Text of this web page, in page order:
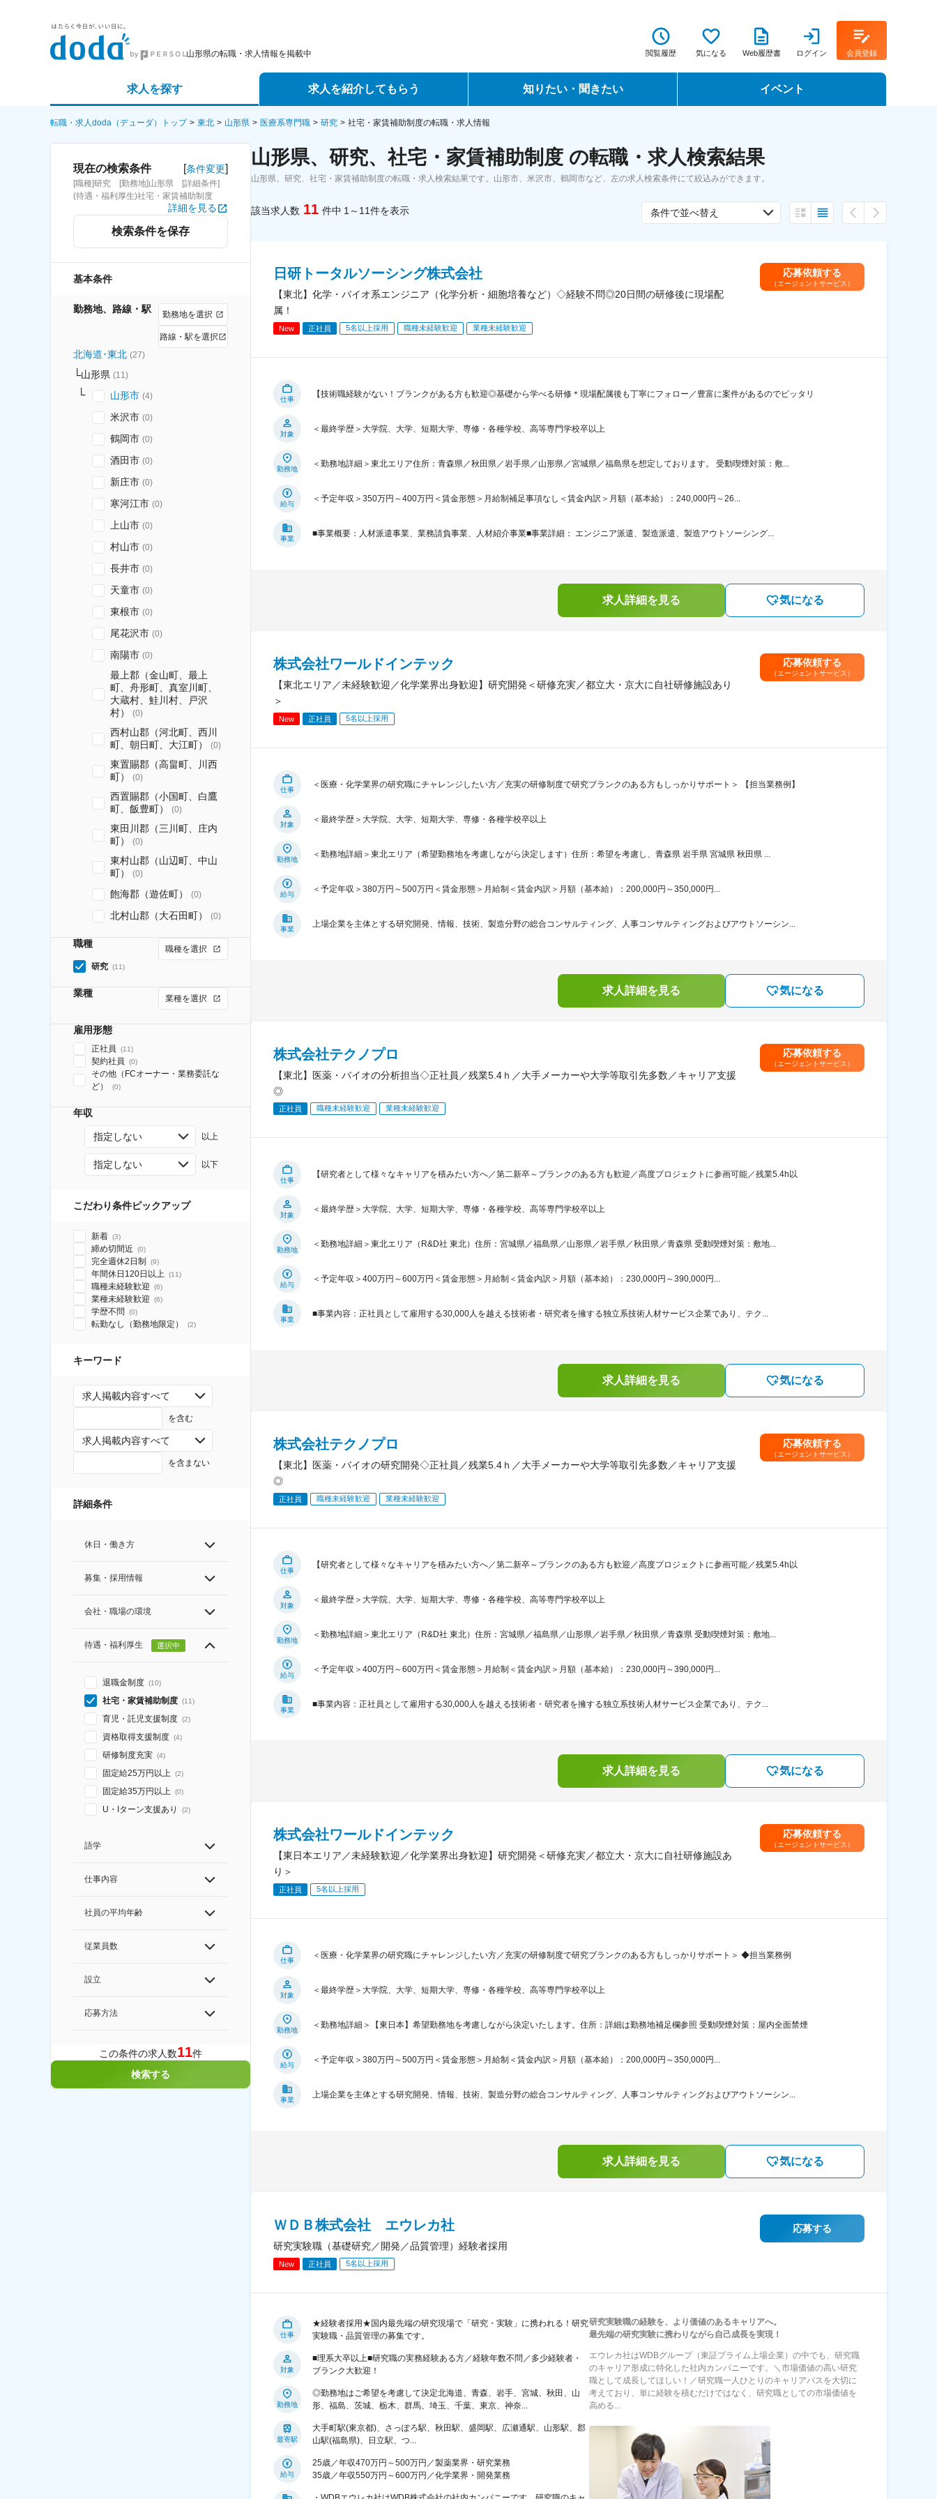
山形県の転職・求人情報を掲載中 閲覧履歴 気になる Web履歴書 ログイン 会員登録
求人を探す
詳細条件から探す
求人特集から探す
求人を紹介してもらう
エージェントサービス
スカウトサービス
知りたい・聞きたい
転職ノウハウ
データで見る転職
イベント
転職フェア
転職・求人doda（デューダ）トップ 東北 山形県 医療系専門職 研究 社宅・家賃補助制度の転職・求人情報
現在の検索条件 [条件変更]
[職種]研究 [勤務地]山形県 [詳細条件]
(待遇・福利厚生)社宅・家賃補助制度
詳細を見る
検索条件を保存
基本条件
勤務地、路線・駅 勤務地を選択
路線・駅を選択
北海道･東北 (27)
山形県 (11)
山形市 (4)
米沢市 (0)
鶴岡市 (0)
酒田市 (0)
新庄市 (0)
寒河江市 (0)
上山市 (0)
村山市 (0)
長井市 (0)
天童市 (0)
東根市 (0)
尾花沢市 (0)
南陽市 (0)
最上郡（金山町、最上
町、舟形町、真室川町、
大蔵村、鮭川村、戸沢
村）
(0)
西村山郡（河北町、西川
町、朝日町、大江町）
(0)
東置賜郡（高畠町、川西
町）
(0)
西置賜郡（小国町、白鷹
町、飯豊町）
(0)
東田川郡（三川町、庄内
町）
(0)
東村山郡（山辺町、中山
町）
(0)
飽海郡（遊佐町） (0)
北村山郡（大石田町） (0)
職種
職種を選択
研究 (11)
業種 業種を選択
雇用形態
正社員 (11)
契約社員 (0)
その他（FCオーナー・業務委託な
ど）
(0)
年収
指定しない 以上
指定しない 以下
こだわり条件ピックアップ
新着 (3)
締め切間近 (0)
完全週休2日制 (9)
年間休日120日以上 (11)
職種未経験歓迎 (6)
業種未経験歓迎 (6)
学歴不問 (0)
転勤なし（勤務地限定） (2)
キーワード
求人掲載内容すべて
を含む
求人掲載内容すべて
を含まない
詳細条件
休日・働き方
募集・採用情報
会社・職場の環境
待遇・福利厚生 選択中
退職金制度 (10)
社宅・家賃補助制度 (11)
育児・託児支援制度 (2)
資格取得支援制度 (4)
研修制度充実 (4)
固定給25万円以上 (2)
固定給35万円以上 (0)
U・Iターン支援あり (2)
語学
仕事内容
社員の平均年齢
従業員数
設立
応募方法
この条件の求人数11件
検索する
山形県、研究、社宅・家賃補助制度 の転職・求人検索結果
山形県、研究、社宅・家賃補助制度の転職・求人検索結果です。山形市、米沢市、鶴岡市など、左の求人検索条件にて絞込みができます。
該当求人数 11 件中 1～11件を表示 条件で並べ替え
日研トータルソーシング株式会社
【東北】化学・バイオ系エンジニア（化学分析・細胞培養など）◇経験不問◎20日間の研修後に現場配
属！
New 正社員 5名以上採用 職種未経験歓迎 業種未経験歓迎
応募依頼する
（エージェントサービス）
仕事
【技術職経験がない！ブランクがある方も歓迎◎基礎から学べる研修＊現場配属後も丁寧にフォロー／豊富に案件があるのでピッタリ
対象
＜最終学歴＞大学院、大学、短期大学、専修・各種学校、高等専門学校卒以上
勤務地
＜勤務地詳細＞東北エリア住所：青森県／秋田県／岩手県／山形県／宮城県／福島県を想定しております。 受動喫煙対策：敷...
給与
＜予定年収＞350万円～400万円＜賃金形態＞月給制補足事項なし＜賃金内訳＞月額（基本給）：240,000円～26...
事業
■事業概要：人材派遣事業、業務請負事業、人材紹介事業■事業詳細： エンジニア派遣、製造派遣、製造アウトソーシング...
求人詳細を見る 気になる
株式会社ワールドインテック
【東北エリア／未経験歓迎／化学業界出身歓迎】研究開発＜研修充実／都立大・京大に自社研修施設あり
＞
New 正社員 5名以上採用
応募依頼する
（エージェントサービス）
仕事
＜医療・化学業界の研究職にチャレンジしたい方／充実の研修制度で研究ブランクのある方もしっかりサポート＞ 【担当業務例】
対象
＜最終学歴＞大学院、大学、短期大学、専修・各種学校卒以上
勤務地
＜勤務地詳細＞東北エリア（希望勤務地を考慮しながら決定します）住所：希望を考慮し、青森県 岩手県 宮城県 秋田県 ...
給与
＜予定年収＞380万円～500万円＜賃金形態＞月給制＜賃金内訳＞月額（基本給）：200,000円～350,000円...
事業
上場企業を主体とする研究開発、情報、技術、製造分野の総合コンサルティング、人事コンサルティングおよびアウトソーシン...
求人詳細を見る 気になる
株式会社テクノプロ
【東北】医薬・バイオの分析担当◇正社員／残業5.4ｈ／大手メーカーや大学等取引先多数／キャリア支援
◎
正社員 職種未経験歓迎 業種未経験歓迎
応募依頼する
（エージェントサービス）
仕事
【研究者として様々なキャリアを積みたい方へ／第二新卒～ブランクのある方も歓迎／高度プロジェクトに参画可能／残業5.4h以
対象
＜最終学歴＞大学院、大学、短期大学、専修・各種学校、高等専門学校卒以上
勤務地
＜勤務地詳細＞東北エリア（R&D社 東北）住所：宮城県／福島県／山形県／岩手県／秋田県／青森県 受動喫煙対策：敷地...
給与
＜予定年収＞400万円～600万円＜賃金形態＞月給制＜賃金内訳＞月額（基本給）：230,000円～390,000円...
事業
■事業内容：正社員として雇用する30,000人を越える技術者・研究者を擁する独立系技術人材サービス企業であり、テク...
求人詳細を見る 気になる
株式会社テクノプロ
【東北】医薬・バイオの研究開発◇正社員／残業5.4ｈ／大手メーカーや大学等取引先多数／キャリア支援
◎
正社員 職種未経験歓迎 業種未経験歓迎
応募依頼する
（エージェントサービス）
仕事
【研究者として様々なキャリアを積みたい方へ／第二新卒～ブランクのある方も歓迎／高度プロジェクトに参画可能／残業5.4h以
対象
＜最終学歴＞大学院、大学、短期大学、専修・各種学校、高等専門学校卒以上
勤務地
＜勤務地詳細＞東北エリア（R&D社 東北）住所：宮城県／福島県／山形県／岩手県／秋田県／青森県 受動喫煙対策：敷地...
給与
＜予定年収＞400万円～600万円＜賃金形態＞月給制＜賃金内訳＞月額（基本給）：230,000円～390,000円...
事業
■事業内容：正社員として雇用する30,000人を越える技術者・研究者を擁する独立系技術人材サービス企業であり、テク...
求人詳細を見る 気になる
株式会社ワールドインテック
【東日本エリア／未経験歓迎／化学業界出身歓迎】研究開発＜研修充実／都立大・京大に自社研修施設あ
り＞
正社員 5名以上採用
応募依頼する
（エージェントサービス）
仕事
＜医療・化学業界の研究職にチャレンジしたい方／充実の研修制度で研究ブランクのある方もしっかりサポート＞ ◆担当業務例
対象
＜最終学歴＞大学院、大学、短期大学、専修・各種学校、高等専門学校卒以上
勤務地
＜勤務地詳細＞【東日本】希望勤務地を考慮しながら決定いたします。住所：詳細は勤務地補足欄参照 受動喫煙対策：屋内全面禁煙
給与
＜予定年収＞380万円～500万円＜賃金形態＞月給制＜賃金内訳＞月額（基本給）：200,000円～350,000円...
事業
上場企業を主体とする研究開発、情報、技術、製造分野の総合コンサルティング、人事コンサルティングおよびアウトソーシン...
求人詳細を見る 気になる
ＷＤＢ株式会社 エウレカ社
研究実験職（基礎研究／開発／品質管理）経験者採用
New 正社員 5名以上採用
応募する
仕事
★経験者採用★国内最先端の研究現場で「研究・実験」に携われる！研究
実験職・品質管理の募集です。
対象
■理系大卒以上■研究職の実務経験ある方／経験年数不問／多少経験者・
ブランク大歓迎！
勤務地
◎勤務地はご希望を考慮して決定北海道、青森、岩手、宮城、秋田、山
形、福島、茨城、栃木、群馬、埼玉、千葉、東京、神奈...
最寄駅
大手町駅(東京都)、さっぽろ駅、秋田駅、盛岡駅、広瀬通駅、山形駅、郡
山駅(福島県)、日立駅、つ...
給与
25歳／年収470万円～500万円／製薬業界・研究業務
35歳／年収550万円～600万円／化学業界・開発業務
研究実験職の経験を、より価値のあるキャリアへ。
最先端の研究実験に携わりながら自己成長を実現！
エウレカ社はWDBグループ（東証プライム上場企業）の中でも、研究職
のキャリア形成に特化した社内カンパニーです。＼市場価値の高い研究
職として成長してほしい！／研究職一人ひとりのキャリアパスを大切に
考えており、単に経験を積むだけではなく、研究職としての市場価値を
高める...